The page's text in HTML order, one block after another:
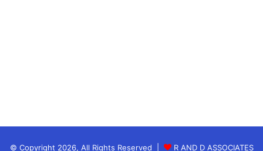
© Copyright 2026, All Rights Reserved | R AND D ASSOCIATES